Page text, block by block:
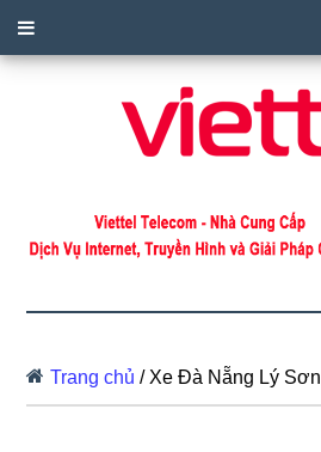
Trang chủ / Xe Đà Nẵng Lý Sơn